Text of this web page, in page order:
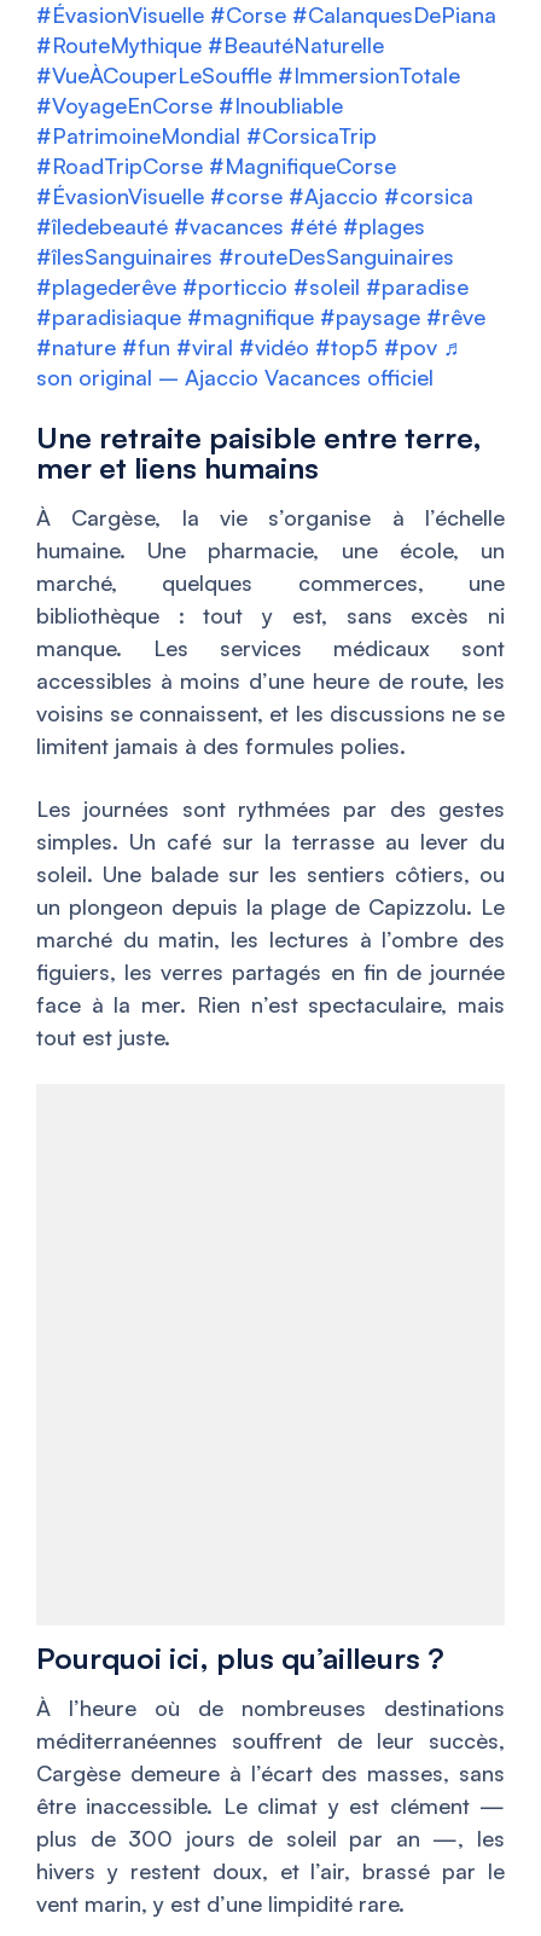
#ÉvasionVisuelle #Corse #CalanquesDePiana
#RouteMythique #BeautéNaturelle
#VueÀCouperLeSouffle #ImmersionTotale
#VoyageEnCorse #Inoubliable
#PatrimoineMondial #CorsicaTrip
#RoadTripCorse #MagnifiqueCorse
#ÉvasionVisuelle #corse #Ajaccio #corsica
#îledebeauté #vacances #été #plages
#îlesSanguinaires #routeDesSanguinaires
#plagederêve #porticcio #soleil #paradise
#paradisiaque #magnifique #paysage #rêve
#nature #fun #viral #vidéo #top5 #pov ♬
son original – Ajaccio Vacances officiel
Une retraite paisible entre terre,
mer et liens humains
À Cargèse, la vie s’organise à l’échelle
humaine. Une pharmacie, une école, un
marché, quelques commerces, une
bibliothèque : tout y est, sans excès ni
manque. Les services médicaux sont
accessibles à moins d’une heure de route, les
voisins se connaissent, et les discussions ne se
limitent jamais à des formules polies.
Les journées sont rythmées par des gestes
simples. Un café sur la terrasse au lever du
soleil. Une balade sur les sentiers côtiers, ou
un plongeon depuis la plage de Capizzolu. Le
marché du matin, les lectures à l’ombre des
figuiers, les verres partagés en fin de journée
face à la mer. Rien n’est spectaculaire, mais
tout est juste.
Pourquoi ici, plus qu’ailleurs ?
À l’heure où de nombreuses destinations
méditerranéennes souffrent de leur succès,
Cargèse demeure à l’écart des masses, sans
être inaccessible. Le climat y est clément —
plus de 300 jours de soleil par an —, les
hivers y restent doux, et l’air, brassé par le
vent marin, y est d’une limpidité rare.